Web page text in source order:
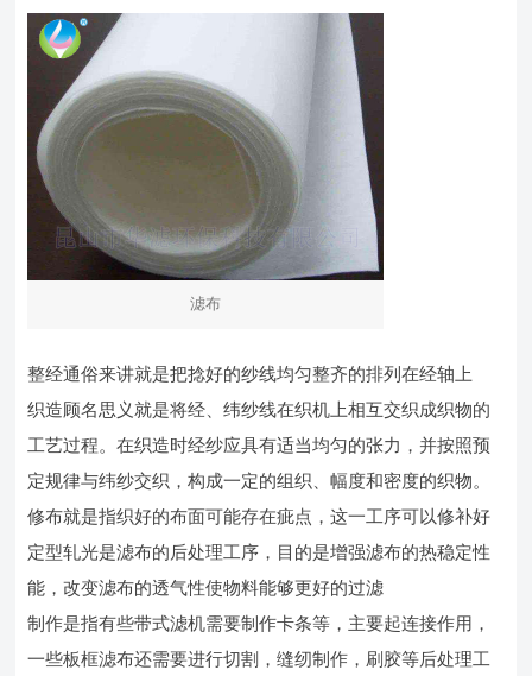
滤布
整经通俗来讲就是把捻好的纱线均匀整齐的排列在经轴上
织造顾名思义就是将经、纬纱线在织机上相互交织成织物的
工艺过程。在织造时经纱应具有适当均匀的张力，并按照预
定规律与纬纱交织，构成一定的组织、幅度和密度的织物。
修布就是指织好的布面可能存在疵点，这一工序可以修补好
定型轧光是滤布的后处理工序，目的是增强滤布的热稳定性
能，改变滤布的透气性使物料能够更好的过滤
制作是指有些带式滤机需要制作卡条等，主要起连接作用，
一些板框滤布还需要进行切割，缝纫制作，刷胶等后处理工